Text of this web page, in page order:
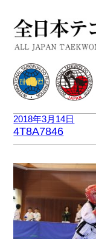
2018年3月14日
4T8A7846